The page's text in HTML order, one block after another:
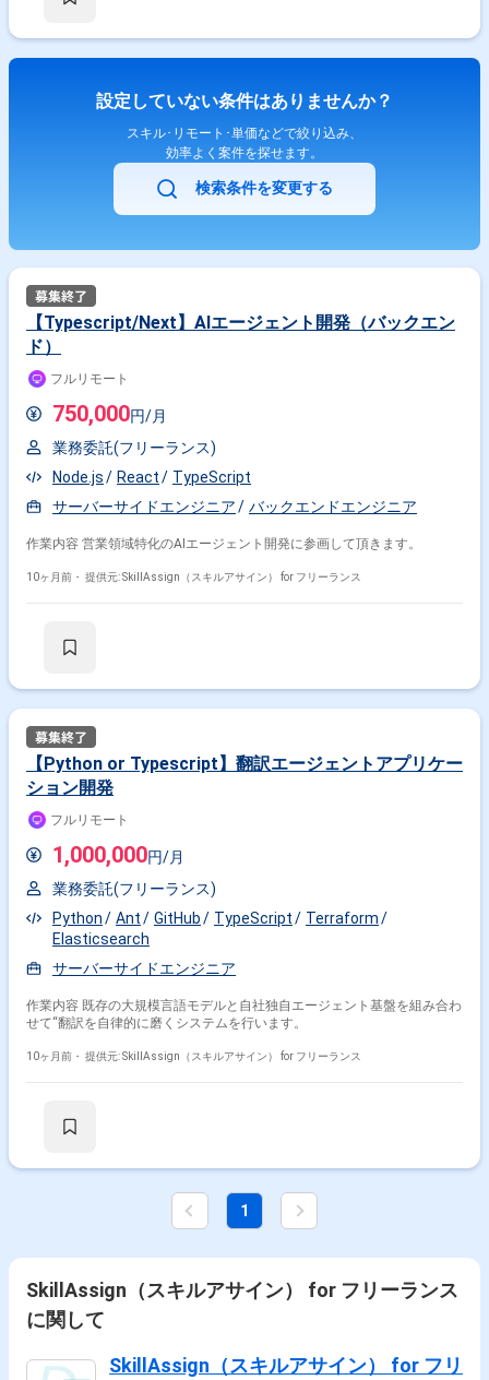
設定していない条件はありませんか？
スキル･リモート･単価などで絞り込み、
効率よく案件を探せます。
検索条件を変更する
【Typescript/Next】AIエージェント開発（バックエン
ド）
フルリモート
750,000円/月
業務委託(フリーランス)
Node.js
React
TypeScript
サーバーサイドエンジニア
バックエンドエンジニア
作業内容 営業領域特化のAIエージェント開発に参画して頂きます。
10ヶ月前・ 提供元: SkillAssign（スキルアサイン） for フリーランス
【Python or Typescript】翻訳エージェントアプリケー
ション開発
フルリモート
1,000,000円/月
業務委託(フリーランス)
Python
Ant GitHub TypeScript
Terraform
Elasticsearch
サーバーサイドエンジニア
作業内容 既存の大規模言語モデルと自社独自エージェント基盤を組み合わ
せて“翻訳を自律的に磨くシステムを行います。
10ヶ月前・ 提供元: SkillAssign（スキルアサイン） for フリーランス
1
SkillAssign（スキルアサイン） for フリーランス
に関して
SkillAssign（スキルアサイン） for フリ